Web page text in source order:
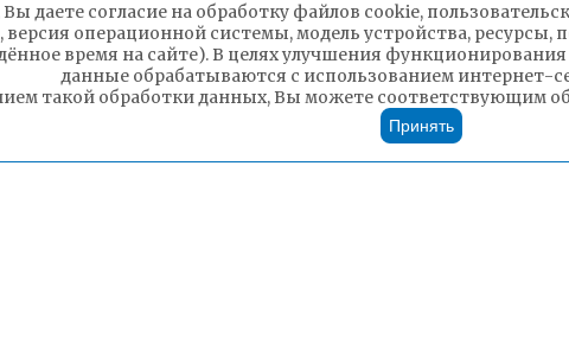
даете согласие на обработку файлов cookie,
версия операционной системы, модель устройства,
время на сайте). В целях улучшения
данные обрабатываются с использованием интернет-
такой обработки данных, Вы можете соответствующим
Принять